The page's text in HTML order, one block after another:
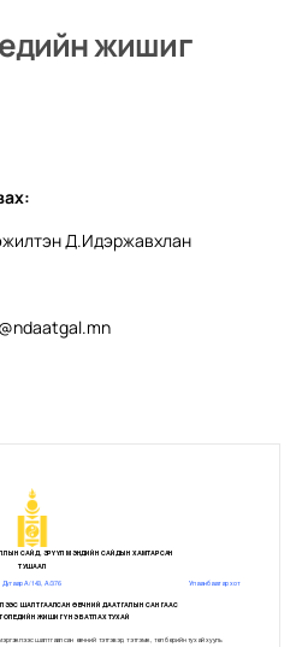
жишиг
Д.Идэржавхлан